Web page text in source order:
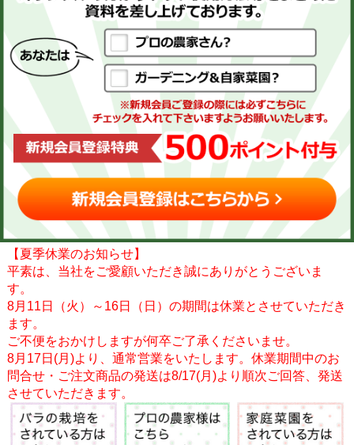
【夏季休業のお知らせ】
平素は、当社をご愛顧いただき誠にありがとうございま
す。
8月11日（火）～16日（日）の期間は休業とさせていただき
ます。
ご不便をおかけしますが何卒ご了承くださいませ。
8月17日(月)より、通常営業をいたします。休業期間中のお
問合せ・ご注文商品の発送は8/17(月)より順次ご回答、発送
させていただきます。